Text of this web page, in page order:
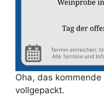
Oha, das
vollgepackt.